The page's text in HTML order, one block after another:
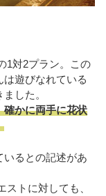
1対2プラン。この
は遊びなれている
した。
確かに両手に花状
いるとの記述があ
トに対しても、